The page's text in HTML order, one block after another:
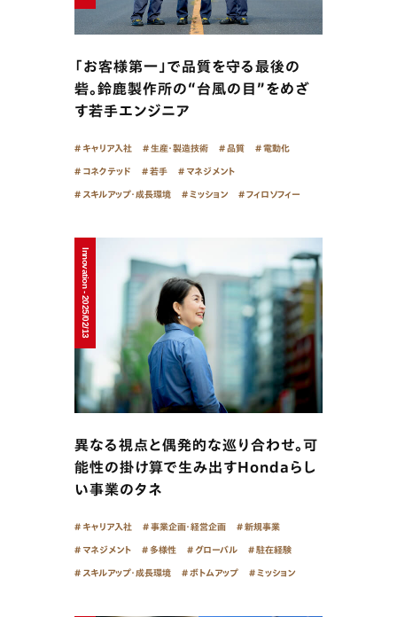
「お客様第一」で品質を守る最後の
砦。鈴鹿製作所の“台風の目”をめざ
す若手エンジニア
キャリア入社 生産・製造技術 品質 電動化
コネクテッド 若手 マネジメント
スキルアップ・成長環境 ミッション フィロソフィー
Innovation - 2025/02/13
異なる視点と偶発的な巡り合わせ。可
能性の掛け算で生み出すHondaらし
い事業のタネ
キャリア入社 事業企画・経営企画 新規事業
マネジメント 多様性 グローバル 駐在経験
スキルアップ・成長環境 ボトムアップ ミッション